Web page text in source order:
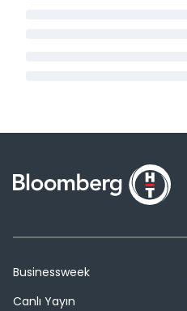
Businessweek
Canlı Yayın